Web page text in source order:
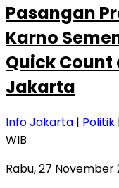
Pasangan
Karno
Quick Count
Jakarta
Info Jakarta | Politik
WIB
Rabu, 27 November